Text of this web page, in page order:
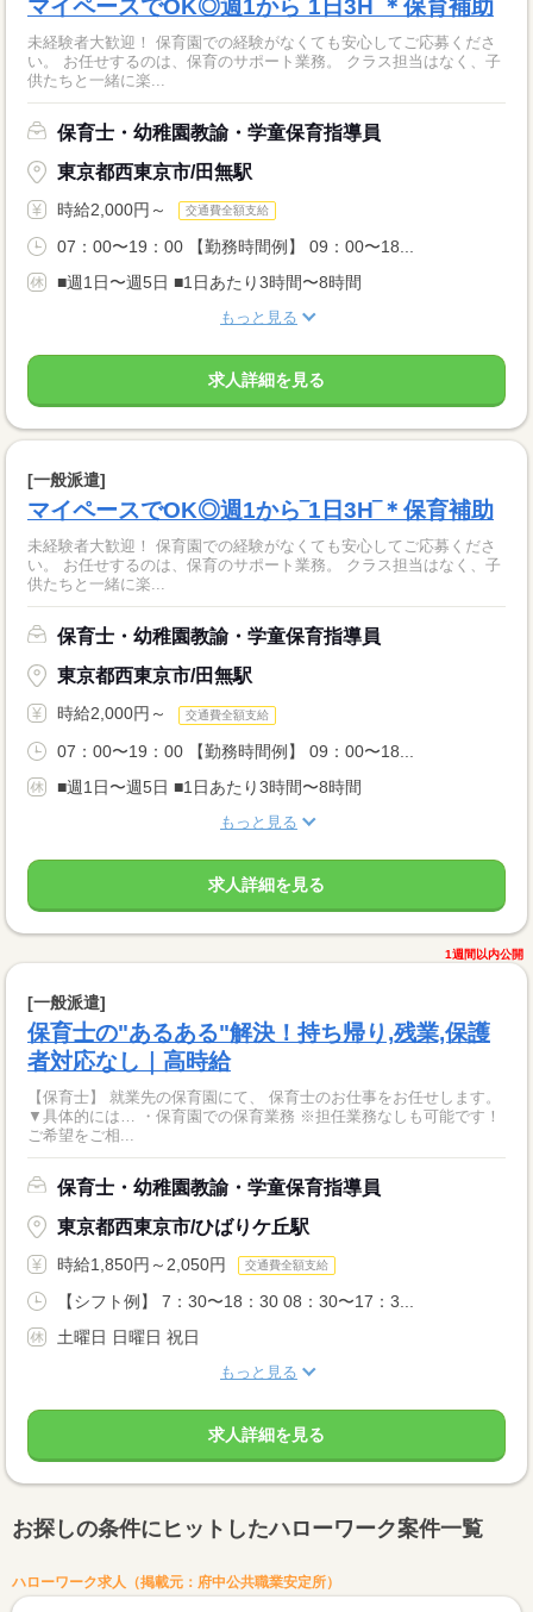
マイペースでOK◎週1から‾1日3H‾＊保育補助
未経験者大歓迎！ 保育園での経験がなくても安心してご応募くださ
い。 お任せするのは、保育のサポート業務。 クラス担当はなく、子
供たちと一緒に楽...
保育士・幼稚園教諭・学童保育指導員
東京都西東京市/田無駅
時給2,000円～ 交通費全額支給
07：00〜19：00 【勤務時間例】 09：00〜18...
■週1日〜週5日 ■1日あたり3時間〜8時間
もっと見る
求人詳細を見る
[一般派遣]
マイペースでOK◎週1から‾1日3H‾＊保育補助
未経験者大歓迎！ 保育園での経験がなくても安心してご応募くださ
い。 お任せするのは、保育のサポート業務。 クラス担当はなく、子
供たちと一緒に楽...
保育士・幼稚園教諭・学童保育指導員
東京都西東京市/田無駅
時給2,000円～ 交通費全額支給
07：00〜19：00 【勤務時間例】 09：00〜18...
■週1日〜週5日 ■1日あたり3時間〜8時間
もっと見る
求人詳細を見る
1週間以内公開
[一般派遣]
保育士の"あるある"解決！持ち帰り,残業,保護
者対応なし｜高時給
【保育士】 就業先の保育園にて、 保育士のお仕事をお任せします。
▼具体的には… ・保育園での保育業務 ※担任業務なしも可能です！
ご希望をご相...
保育士・幼稚園教諭・学童保育指導員
東京都西東京市/ひばりケ丘駅
時給1,850円～2,050円 交通費全額支給
【シフト例】 7：30〜18：30 08：30〜17：3...
土曜日 日曜日 祝日
もっと見る
求人詳細を見る
お探しの条件にヒットしたハローワーク案件一覧
ハローワーク求人（掲載元：府中公共職業安定所）